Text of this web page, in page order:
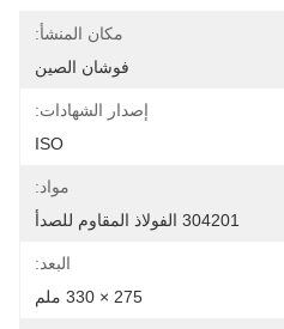
مكان المنشأ:
فوشان الصين
إصدار الشهادات:
ISO
مواد:
304201 الفولاذ المقاوم للصدأ
البعد:
275 × 330 ملم